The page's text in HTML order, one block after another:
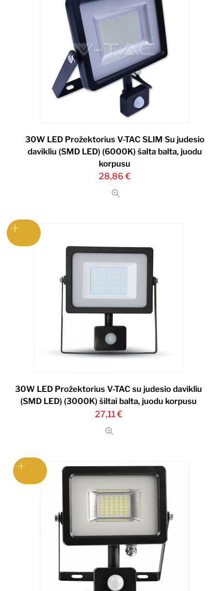
30W LED Prožektorius V-TAC SLIM Su judesio
davikliu (SMD LED) (6000K) šalta balta, juodu
korpusu
28,86 €
30W LED Prožektorius V-TAC su judesio davikliu
(SMD LED) (3000K) šiltai balta, juodu korpusu
27,11€